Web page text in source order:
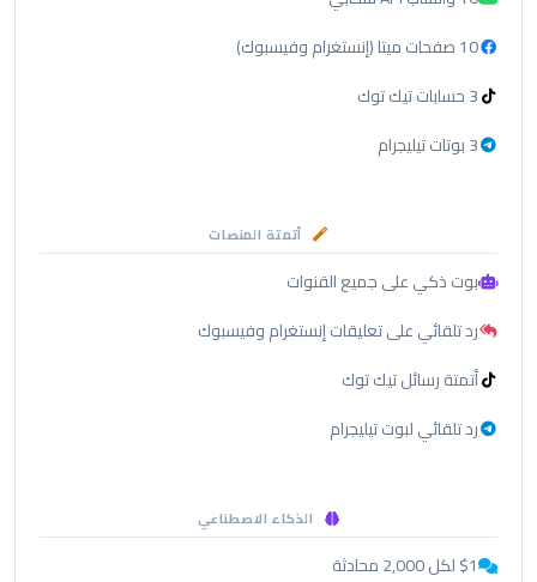
10 صفحات ميتا (إنستغرام وفيسبوك)
3 حسابات تيك توك
3 بوتات تيليجرام
أتمتة المنصات
بوت ذكي على جميع القنوات
رد تلقائي على تعليقات إنستغرام وفيسبوك
أتمتة رسائل تيك توك
رد تلقائي لبوت تيليجرام
الذكاء الاصطناعي
$1 لكل 2,000 محادثة